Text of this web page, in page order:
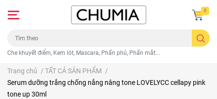
Che khuyết điểm, Kem lót, Mascara, Phấn phủ, Phấn mắt...
0
Trang chủ / TẤT CẢ SẢN PHẨM /
Serum dưỡng trắng chống nắng nâng tone LOVELYCC cellapy pink
tone up 30ml